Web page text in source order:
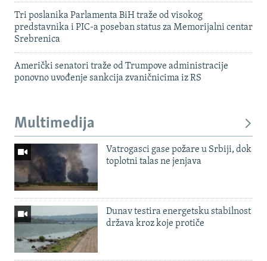
Tri poslanika Parlamenta BiH traže od visokog
predstavnika i PIC-a poseban status za Memorijalni centar
Srebrenica
Američki senatori traže od Trumpove administracije
ponovno uvođenje sankcija zvaničnicima iz RS
Multimedija
Vatrogasci gase požare u Srbiji, dok
toplotni talas ne jenjava
Dunav testira energetsku stabilnost
država kroz koje protiče